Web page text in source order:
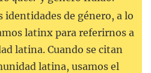
identidades de género, a lo
latinx para referirnos a
latina. Cuando se citan
latina, usamos el